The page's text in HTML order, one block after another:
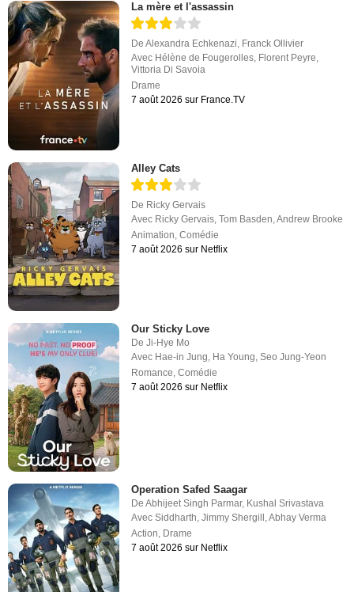
La mère et l'assassin
DeAlexandra Echkenazi, Franck Ollivier
Avec Hélène de Fougerolles, Florent Peyre,
Vittoria Di Savoia
Drame
7 août 2026 sur France.TV
Alley Cats
De Ricky Gervais
Avec Ricky Gervais ,Tom Basden ,Andrew Brooke
Animation ,Comédie
7 août 2026 sur Netflix
Our Sticky Love
DeJi-Hye Mo
Avec Hae-in Jung, Ha Young,Seo Jung-Yeon
Romance,Comédie
7 août 2026 sur Netflix
Operation Safed Saagar
DeAbhijeet Singh Parmar, Kushal Srivastava
AvecSiddharth,Jimmy Shergill ,Abhay Verma
Action, Drame
7 août 2026 sur Netflix